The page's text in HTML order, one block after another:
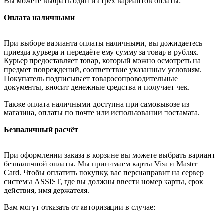
Оплата наличными
При выборе варианта оплаты наличными, вы дожидаетесь
приезда курьера и передаёте ему сумму за товар в рублях.
Курьер предоставляет товар, который можно осмотреть на
предмет повреждений, соответствие указанным условиям.
Покупатель подписывает товаросопроводительные
документы, вносит денежные средства и получает чек.
Также оплата наличными доступна при самовывозе из
магазина, оплаты по почте или использовании постамата.
Безналичный расчёт
При оформлении заказа в корзине вы можете выбрать вариант
безналичной оплаты. Мы принимаем карты Visa и Master
Card. Чтобы оплатить покупку, вас перенаправит на сервер
системы ASSIST, где вы должны ввести номер карты, срок
действия, имя держателя.
Вам могут отказать от авторизации в случае: